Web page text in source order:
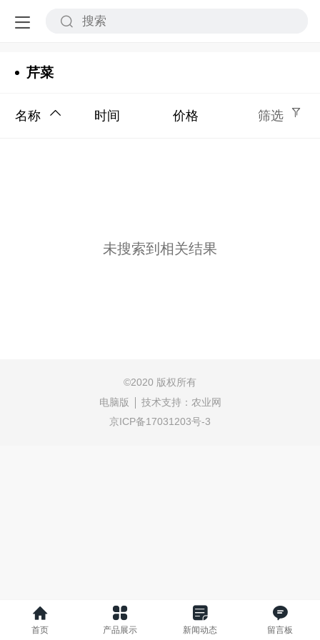
芹菜
名称 时间 价格 筛选
未搜索到相关结果
©2020 版权所有
电脑版
技术支持： 农业网
京ICP备17031203号-3
首页 产品展示 新闻动态 留言板